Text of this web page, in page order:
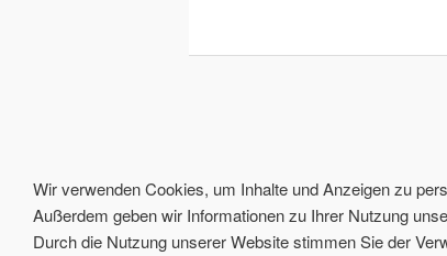
Wir verwenden Cookies, um Inhalte und Anzeigen zu
Außerdem geben wir Informationen zu Ihrer Nutzung
Durch die Nutzung unserer Website stimmen Sie der